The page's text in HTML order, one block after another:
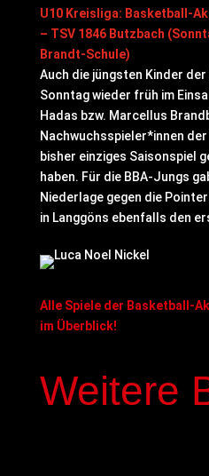
U10 Kreisliga: Basketball-
– TSV 1846 Butzbach
Brandt-Schule)
Auch die jüngsten Kinder
Sonntag wieder früh im
Hadas bzw. Marcellus
Nachwuchsspieler*innen
bisher einziges Saisonspiel
haben. Für die BBA-Jungs
Niederlage gegen die
in Langgöns ebenfalls den
Alle Spiele der Basketball-
im Überblick!
Weitere